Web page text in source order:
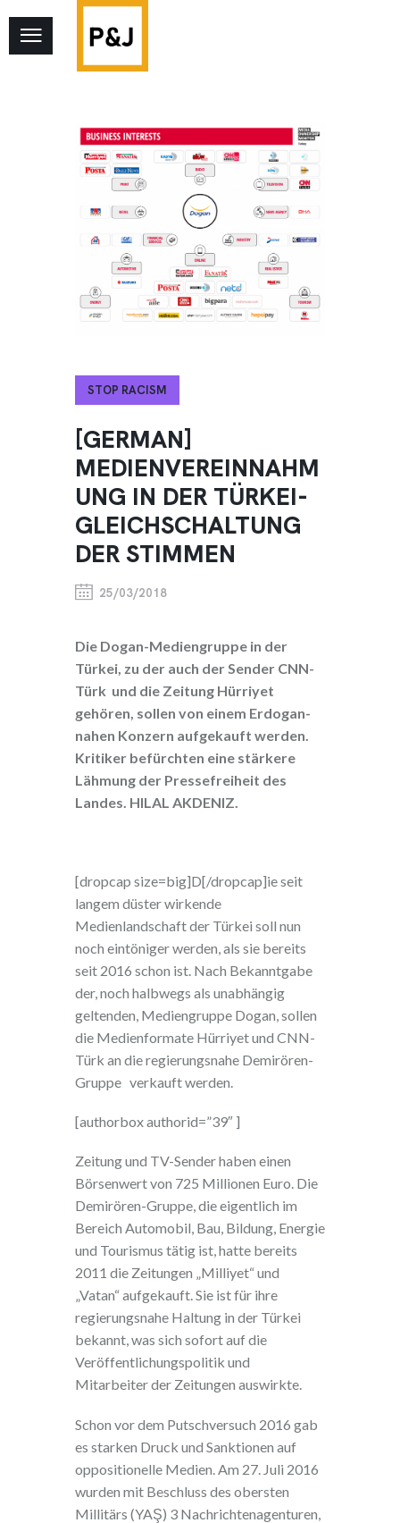
STOP RACISM
[GERMAN]
MEDIENVEREINNAHM
UNG IN DER TÜRKEI-
GLEICHSCHALTUNG
DER STIMMEN
25/03/2018
Die Dogan-Mediengruppe in der
Türkei, zu der auch der Sender CNN-
Türk und die Zeitung Hürriyet
gehören, sollen von einem Erdogan-
nahen Konzern aufgekauft werden.
Kritiker befürchten eine stärkere
Lähmung der Pressefreiheit des
Landes. HILAL AKDENIZ.
[dropcap size=big]D[/dropcap]ie seit
langem düster wirkende
Medienlandschaft der Türkei soll nun
noch eintöniger werden, als sie bereits
seit 2016 schon ist. Nach Bekanntgabe
der, noch halbwegs als unabhängig
geltenden, Mediengruppe Dogan, sollen
die Medienformate Hürriyet und CNN-
Türk an die regierungsnahe Demirören-
Gruppe verkauft werden.
[authorbox authorid=”39″ ]
Zeitung und TV-Sender haben einen
Börsenwert von 725 Millionen Euro. Die
Demirören-Gruppe, die eigentlich im
Bereich Automobil, Bau, Bildung, Energie
und Tourismus tätig ist, hatte bereits
2011 die Zeitungen „Milliyet“ und
„Vatan“ aufgekauft. Sie ist für ihre
regierungsnahe Haltung in der Türkei
bekannt, was sich sofort auf die
Veröffentlichungspolitik und
Mitarbeiter der Zeitungen auswirkte.
Schon vor dem Putschversuch 2016 gab
es starken Druck und Sanktionen auf
oppositionelle Medien. Am 27. Juli 2016
wurden mit Beschluss des obersten
Millitärs (YAŞ) 3 Nachrichtenagenturen,